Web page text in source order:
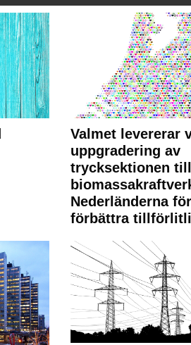
Valmet levererar
uppgradering av
trycksektionen
Nederländerna
förbättra